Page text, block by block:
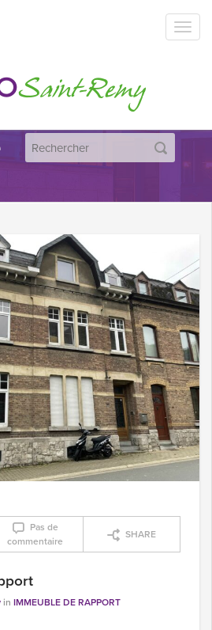
Pas de
commentaire
SHARE
in IMMEUBLE DE RAPPORT